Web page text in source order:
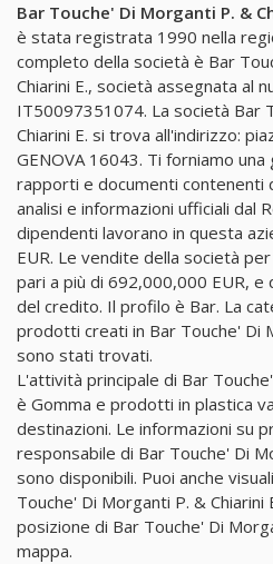
Bar Touche' Di Morganti P. &
è stata registrata 1990 nella
completo della società è Bar
Chiarini E., società assegnata al
IT50097351074. La società Bar
Chiarini E. si trova all'indirizzo:
GENOVA 16043. Ti forniamo
rapporti e documenti contenenti
analisi e informazioni ufficiali dal
dipendenti lavorano in questa
EUR. Le vendite della società
pari a più di 692,000,000 EUR,
del credito. Il profilo è Bar. La
prodotti creati in Bar Touche' Di
sono stati trovati.
L'attività principale di Bar
è Gomma e prodotti in plastica
destinazioni. Le informazioni su
responsabile di Bar Touche' Di
sono disponibili. Puoi anche
Touche' Di Morganti P. & Chiarini
posizione di Bar Touche' Di
mappa.